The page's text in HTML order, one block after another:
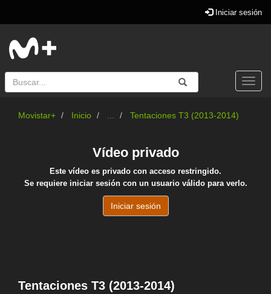
Iniciar sesión
Buscar Enviar
Buscar
Movistar+ Inicio Tentaciones T3 (2013-2014)
Tentaciones T3 (2013-2014)